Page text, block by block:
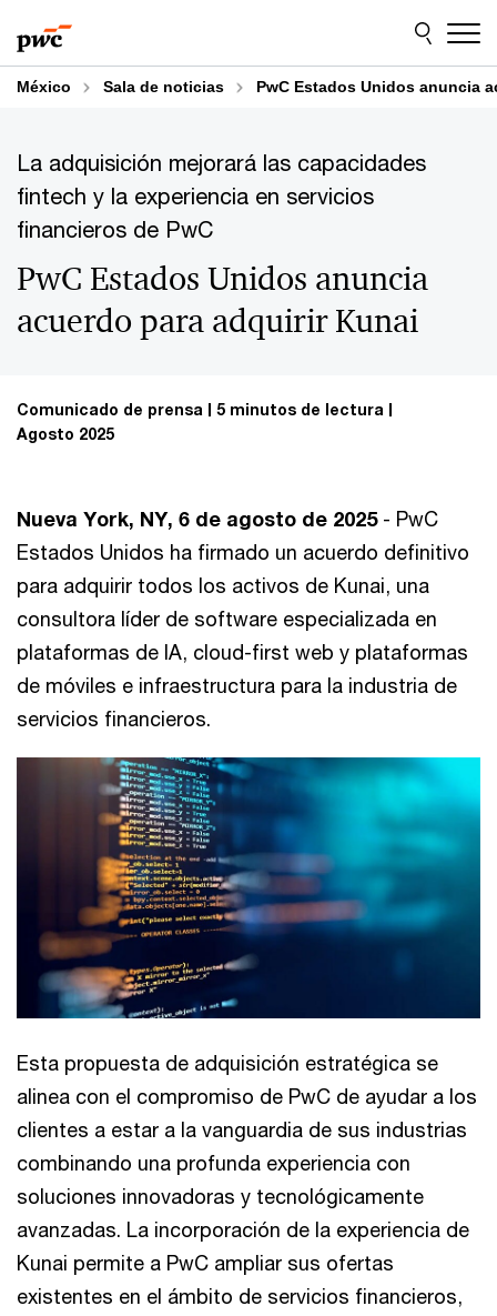
to
content
to
footer
México Sala de noticias PwC Estados Unidos anuncia
La adquisición mejorará las capacidades
fintech y la experiencia en servicios
financieros de PwC
PwC Estados Unidos anuncia
acuerdo para adquirir Kunai
Comunicado de prensa
5 minutos de lectura
Agosto 2025
Nueva York, NY, 6 de agosto de 2025- PwC
Estados Unidos ha firmado un acuerdo definitivo
para adquirir todos los activos de Kunai, una
consultora líder de software especializada en
plataformas de IA, cloud-first web y plataformas
de móviles e infraestructura para la industria de
servicios financieros.
Esta propuesta de adquisición estratégica se
alinea con el compromiso de PwC de ayudar a los
clientes a estar a la vanguardia de sus industrias
combinando una profunda experiencia con
soluciones innovadoras y tecnológicamente
avanzadas. La incorporación de la experiencia de
Kunai permite a PwC ampliar sus ofertas
existentes en el ámbito de servicios financieros,